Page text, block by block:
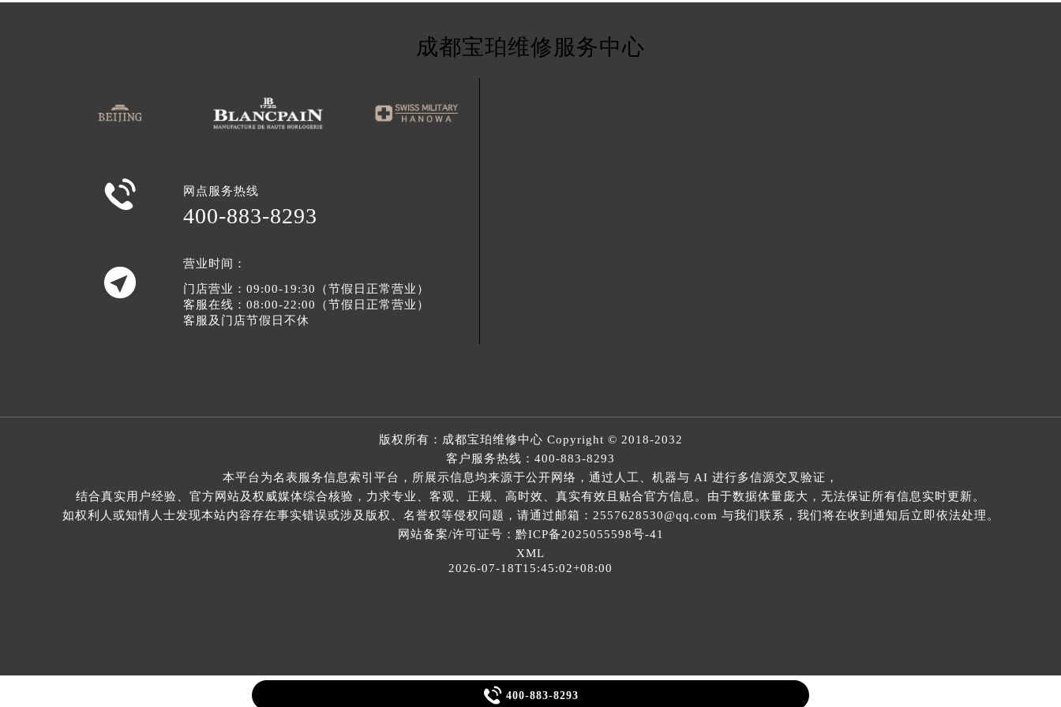
成都宝珀维修服务中心
 网点服务热线
400-883-8293

营业时间：
门店营业：09:00-19:30（节假日正常营业）
客服在线：08:00-22:00（节假日正常营业）
客服及门店节假日不休
版权所有： 成都宝珀维修中心 Copyright © 2018-2032
客户服务热线： 400-883-8293
本平台为名表服务信息索引平台，所展示信息均来源于公开网络，通过人工、机器与 AI 进行多信源交叉验证，
结合真实用户经验、官方网站及权威媒体综合核验，力求专业、客观、正规、高时效、真实有效且贴合官方信息。由于数据体量庞大，无法保证所有信息实时更新。
如权利人或知情人士发现本站内容存在事实错误或涉及版权、名誉权等侵权问题，请通过邮箱：2557628530@qq.com 与我们联系，我们将在收到通知后立即依法处理。
网站备案/许可证号：黔ICP备2025055598号-41
XML
2026-07-18T15:45:02+08:00
 400-883-8293